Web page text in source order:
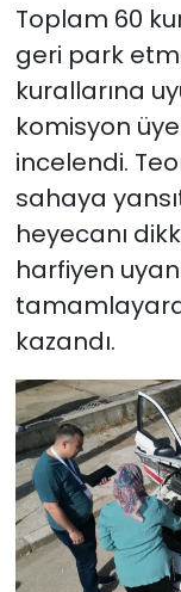
Toplam 60
geri park
kurallarına
komisyon
incelendi.
sahaya
heyecanı
harfiyen uyan
kazandı.